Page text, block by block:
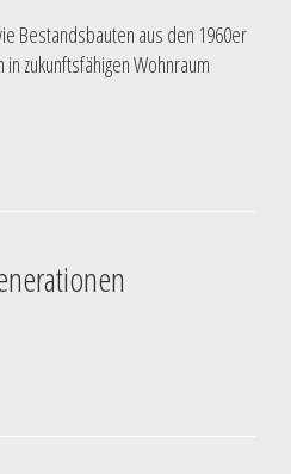
Bestandsbauten aus den 1960er
zukunftsfähigen Wohnraum